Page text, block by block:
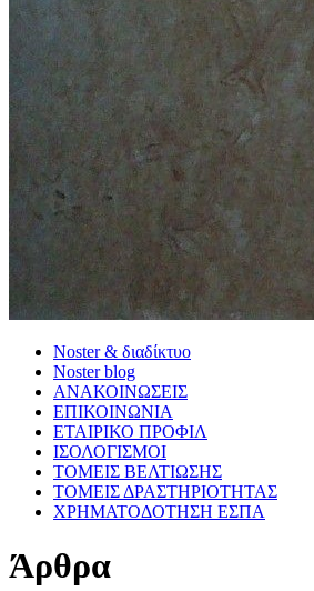
Noster & διαδίκτυο
Noster blog
ΑΝΑΚΟΙΝΩΣΕΙΣ
ΕΠΙΚΟΙΝΩΝΙΑ
ΕΤΑΙΡΙΚΟ ΠΡΟΦΙΛ
ΙΣΟΛΟΓΙΣΜΟΙ
ΤΟΜΕΙΣ ΒΕΛΤΙΩΣΗΣ
ΤΟΜΕΙΣ ΔΡΑΣΤΗΡΙΟΤΗΤΑΣ
ΧΡΗΜΑΤΟΔΟΤΗΣΗ ΕΣΠΑ
Άρθρα